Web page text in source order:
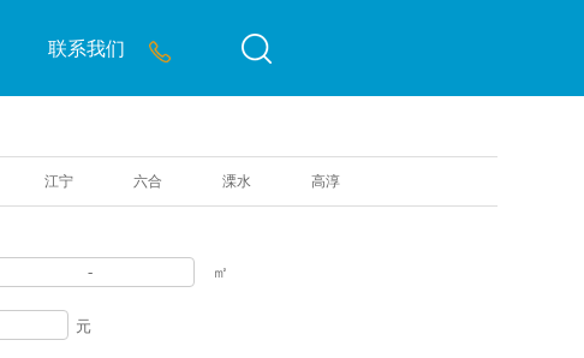
联系我们
江宁 六合 溧水 高淳
- ㎡
元